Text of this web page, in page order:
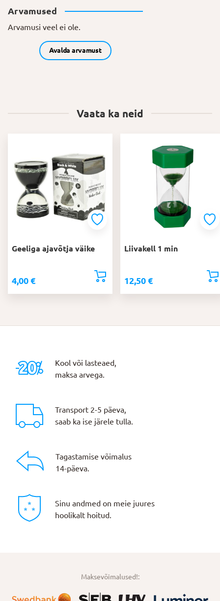
Arvamused
Arvamusi veel ei ole.
Avalda arvamust
Vaata ka neid
Geeliga ajavõtja väike
4,00 €
Liivakell 1 min
12,50 €
Kool või lasteaed,
maksa arvega.
Transport 2-5 päeva,
saab ka ise järele tulla.
Tagastamise võimalus
14-päeva.
Sinu andmed on meie juures
hoolikalt hoitud.
Maksevõimalused!: